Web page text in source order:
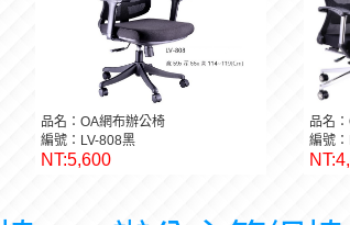
品名：OA網布辦公椅
編號：LV-808黑
NT:5,600
品名
編號